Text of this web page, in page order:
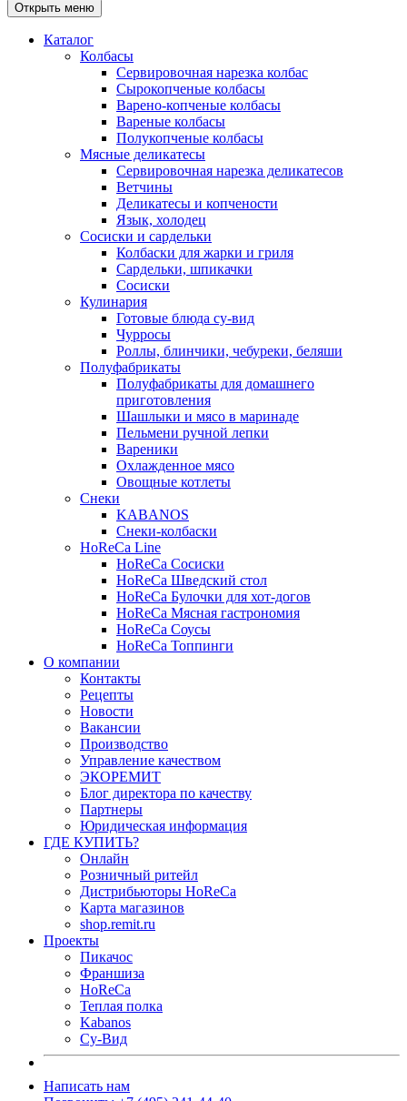
Открыть меню
Каталог
Колбасы
Сервировочная нарезка колбас
Сырокопченые колбасы
Варено-копченые колбасы
Вареные колбасы
Полукопченые колбасы
Мясные деликатесы
Сервировочная нарезка деликатесов
Ветчины
Деликатесы и копчености
Язык, холодец
Сосиски и сардельки
Колбаски для жарки и гриля
Сардельки, шпикачки
Сосиски
Кулинария
Готовые блюда су-вид
Чурросы
Роллы, блинчики, чебуреки, беляши
Полуфабрикаты
Полуфабрикаты для домашнего
приготовления
Шашлыки и мясо в маринаде
Пельмени ручной лепки
Вареники
Охлажденное мясо
Овощные котлеты
Снеки
KABANOS
Снеки-колбаски
HoReCa Line
HoReCa Сосиски
HoReCa Шведский стол
HoReCa Булочки для хот-догов
HoReCa Мясная гастрономия
HoReCa Соусы
HoReCa Топпинги
О компании
Контакты
Рецепты
Новости
Вакансии
Производство
Управление качеством
ЭКОРЕМИТ
Блог директора по качеству
Партнеры
Юридическая информация
ГДЕ КУПИТЬ?
Онлайн
Розничный ритейл
Дистрибьюторы HoReCa
Карта магазинов
shop.remit.ru
Проекты
Пикачос
Франшиза
HoReCa
Теплая полка
Kabanos
Су-Вид
Написать нам